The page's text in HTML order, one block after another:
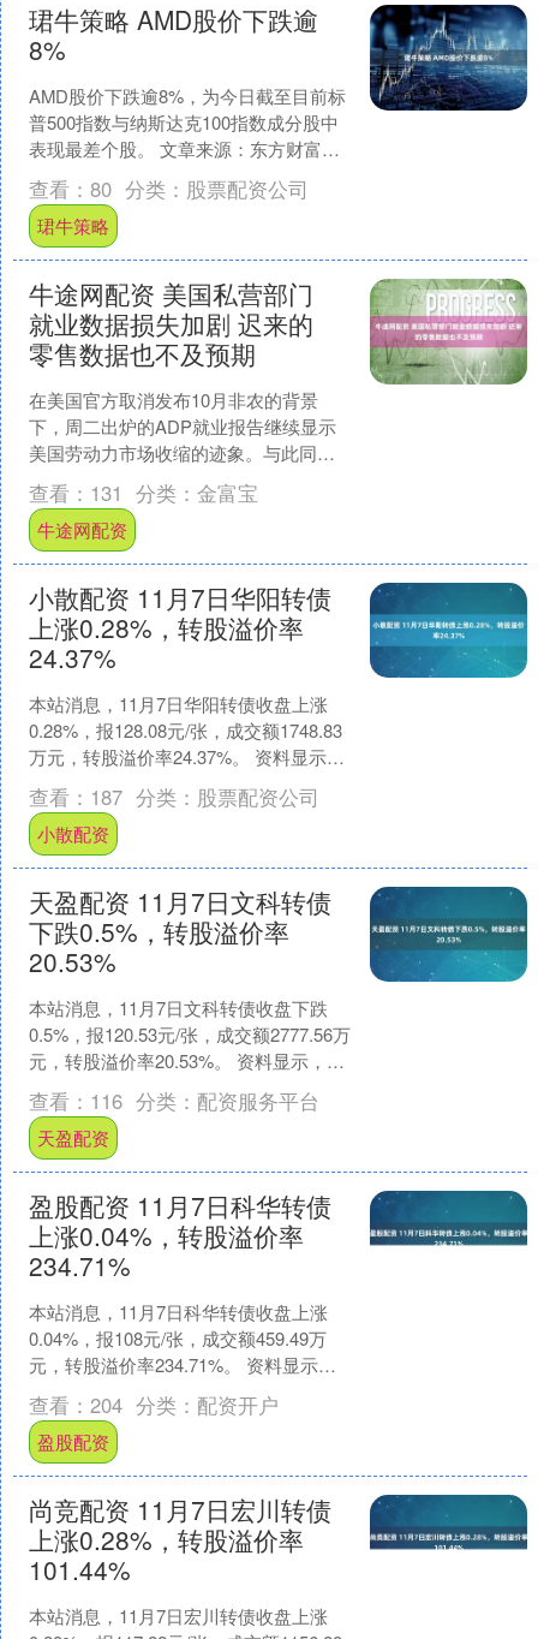
珺牛策略 AMD股价下跌逾
8%
AMD股价下跌逾8%，为今日截至目前标
普500指数与纳斯达克100指数成分股中
表现最差个股。 文章来源：东方财富
Choice数据 责任编辑：27 郑重声明：东
方....
查看： 80 分类： 股票配资公司
珺牛策略
牛途网配资 美国私营部门
就业数据损失加剧 迟来的
零售数据也不及预期
在美国官方取消发布10月非农的背景
下，周二出炉的ADP就业报告继续显示
美国劳动力市场收缩的迹象。与此同
时，迟来的9月零售销售数据也不及预
期，一同叩响美国经济的警....
查看： 131 分类： 金富宝
牛途网配资
小散配资 11月7日华阳转债
上涨0.28%，转股溢价率
24.37%
本站消息，11月7日华阳转债收盘上涨
0.28%，报128.08元/张，成交额1748.83
万元，转股溢价率24.37%。 资料显示，
华阳转债信用级别为“AA-”....
查看： 187 分类： 股票配资公司
小散配资
天盈配资 11月7日文科转债
下跌0.5%，转股溢价率
20.53%
本站消息，11月7日文科转债收盘下跌
0.5%，报120.53元/张，成交额2777.56万
元，转股溢价率20.53%。 资料显示，文
科转债信用级别为“A-”，债....
查看： 116 分类： 配资服务平台
天盈配资
盈股配资 11月7日科华转债
上涨0.04%，转股溢价率
234.71%
本站消息，11月7日科华转债收盘上涨
0.04%，报108元/张，成交额459.49万
元，转股溢价率234.71%。 资料显示，
科华转债信用级别为“A+”，债券期....
查看： 204 分类： 配资开户
盈股配资
尚竞配资 11月7日宏川转债
上涨0.28%，转股溢价率
101.44%
本站消息，11月7日宏川转债收盘上涨